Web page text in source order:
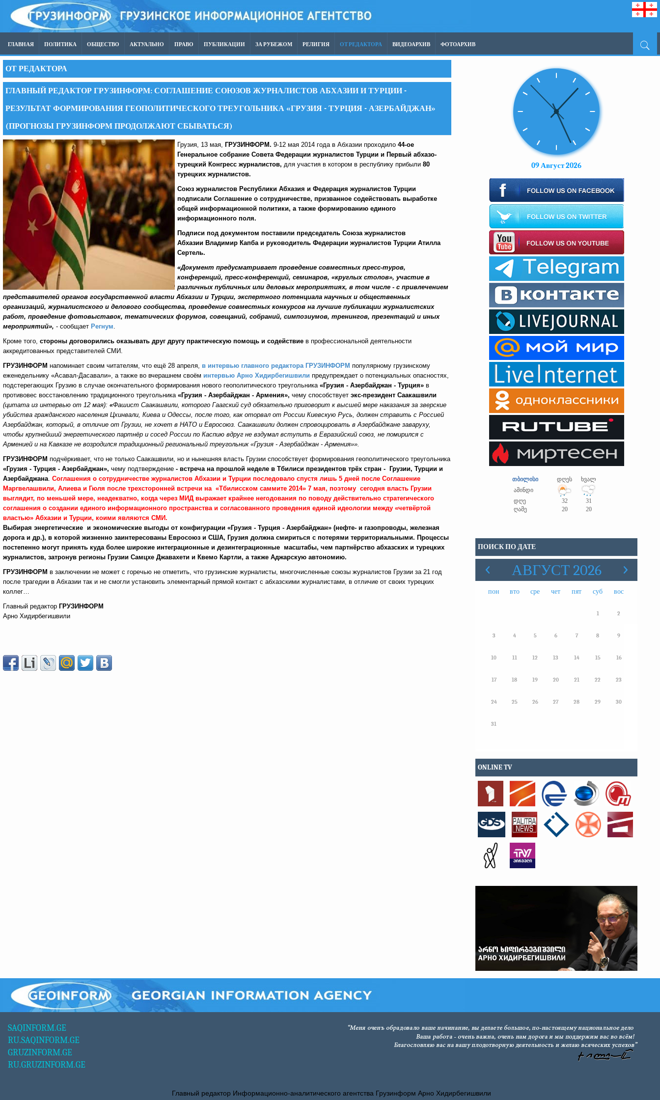
ГЛАВНАЯ ПОЛИТИКА ОБЩЕСТВО АКТУАЛЬНО ПРАВО ПУБЛИКАЦИИ ЗА РУБЕЖОМ РЕЛИГИЯ ОТ РЕДАКТОРА ВИДЕОАРХИВ ФОТОАРХИВ
ОТ РЕДАКТОРА
ГЛАВНЫЙ РЕДАКТОР ГРУЗИНФОРМ: СОГЛАШЕНИЕ СОЮЗОВ ЖУРНАЛИСТОВ АБХАЗИИ И ТУРЦИИ -
РЕЗУЛЬТАТ ФОРМИРОВАНИЯ ГЕОПОЛИТИЧЕСКОГО ТРЕУГОЛЬНИКА «ГРУЗИЯ - ТУРЦИЯ - АЗЕРБАЙДЖАН»
(ПРОГНОЗЫ ГРУЗИНФОРМ ПРОДОЛЖАЮТ СБЫВАТЬСЯ)
Грузия, 13 мая, ГРУЗИНФОРМ. 9-12 мая 2014 года в Абхазии проходило 44-ое
Генеральное собрание Совета Федерации журналистов Турции и Первый абхазо-
турецкий Конгресс журналистов, для участия в котором в республику прибыли 80
турецких журналистов.
Союз журналистов Республики Абхазия и Федерация журналистов Турции
подписали Cоглашение о сотрудничестве, призванное содействовать выработке
общей информационной политики, а также формированию единого
информационного поля.
Подписи под документом поставили председатель Союза журналистов
Абхазии Владимир Капба и руководитель Федерации журналистов Турции Атилла
Сертель.
«Документ предусматривает проведение совместных пресс-туров,
конференций, пресс-конференций, семинаров, «круглых столов», участие в
различных публичных или деловых мероприятиях, в том числе - с привлечением
представителей органов государственной власти Абхазии и Турции, экспертного потенциала научных и общественных
организаций, журналистского и делового сообщества, проведение совместных конкурсов на лучшие публикации журналистских
работ, проведение фотовыставок, тематических форумов, совещаний, собраний, симпозиумов, тренингов, презентаций и иных
мероприятий», - сообщает Регнум.
Кроме того, стороны договорились оказывать друг другу практическую помощь и содействие в профессиональной деятельности
аккредитованных представителей СМИ.
ГРУЗИНФОРМ напоминает своим читателям, что ещё 28 апреля, в интервью главного редактора ГРУЗИНФОРМ популярному грузинскому
еженедельнику «Асавал-Дасавали», а также во вчерашнем своём интервью Арно Хидирбегишвили предупреждает о потенциальных опасностях,
подстерегающих Грузию в случае окончательного формирования нового геополитического треугольника «Грузия - Азербайджан - Турция» в
противовес восстановлению традиционного треугольника «Грузия - Азербайджан - Армения», чему способствует экс-президент Саакашвили
(цитата из интервью от 12 мая): «Фашист Саакашвили, которого Гаагский суд обязательно приговорит к высшей мере наказания за зверские
убийства гражданского населения Цхинвали, Киева и Одессы, после того, как оторвал от России Киевскую Русь, должен стравить с Россией
Азербайджан, который, в отличие от Грузии, не хочет в НАТО и Евросоюз. Саакашвили должен спровоцировать в Азербайджане заваруху,
чтобы крупнейший энергетического партнёр и сосед России по Каспию вдруг не вздумал вступить в Евразийский союз, не помирился с
Арменией и на Кавказе не возродился традиционный региональный треугольник «Грузия - Азербайджан - Армения»».
ГРУЗИНФОРМ подчёркивает, что не только Саакашвили, но и нынешняя власть Грузии способствует формирования геополитического треугольника
«Грузия - Турция - Азербайджан», чему подтверждение - встреча на прошлой неделе в Тбилиси президентов трёх стран - Грузии, Турции и
Азербайджана. Соглашения о сотрудничестве журналистов Абхазии и Турции последовало спустя лишь 5 дней после Соглашение
Маргвелашвили, Алиева и Гюля после трехсторонней встречи на «Тбилисском саммите 2014» 7 мая, поэтому сегодня власть Грузии
выглядит, по меньшей мере, неадекватно, когда через МИД выражает крайнее негодования по поводу действительно стратегического
соглашения о создании единого информационного пространства и согласованного проведения единой идеологии между «четвёртой
властью» Абхазии и Турции, коими являются СМИ.
Выбирая энергетические и экономические выгоды от конфигурации «Грузия - Турция - Азербайджан» (нефте- и газопроводы, железная
дорога и др.), в которой жизненно заинтересованы Евросоюз и США, Грузия должна смириться с потерями территориальными. Процессы
постепенно могут принять куда более широкие интеграционные и дезинтеграционные масштабы, чем партнёрство абхазских и турецких
журналистов, затронув регионы Грузии Самцхе Джавахети и Квемо Картли, а также Аджарскую автономию.
ГРУЗИНФОРМ в заключении не может с горечью не отметить, что грузинские журналисты, многочисленные союзы журналистов Грузии за 21 год
после трагедии в Абхазии так и не смогли установить элементарный прямой контакт с абхазскими журналистами, в отличие от своих турецких
коллег…
Главный редактор ГРУЗИНФОРМ
Арно Хидирбегишвили
09 Август 2026
თბილისი დღეს
ხვალ
ამინდი
დღე
32
31
ღამე
20 20
ПОИСК ПО ДАТЕ
АВГУСТ 2026
пон вто сре чет пят суб вос
1 2
3 4 5 6 7 8 9
10 11 12 13 14 15 16
17 18 19 20 21 22 23
24 25 26 27 28 29 30
31
ONLINE TV
SAQINFORM.GE
RU.SAQINFORM.GE
GRUZINFORM.GE
RU.GRUZINFORM.GE
Главный редактор Информационно-аналитического агентства Грузинформ Арно Хидирбегишвили